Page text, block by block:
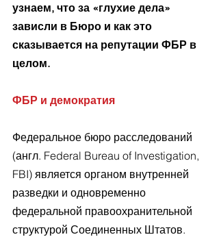
узнаем, что за «глухие дела»
зависли в Бюро и как это
сказывается на репутации ФБР в
целом.
ФБР и демократия
Федеральное бюро расследований
(англ. Federal Bureau of Investigation,
FBI) является органом внутренней
разведки и одновременно
федеральной правоохранительной
структурой Соединенных Штатов.